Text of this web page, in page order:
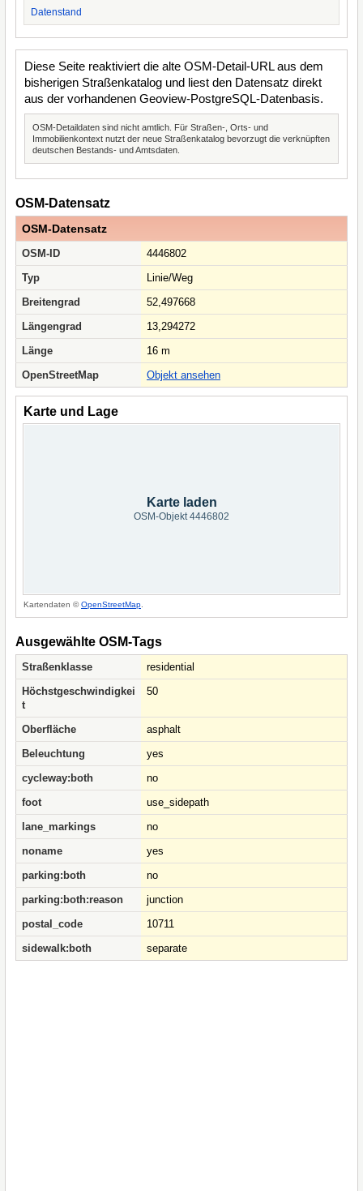
Datenstand
Diese Seite reaktiviert die alte OSM-Detail-URL aus dem
bisherigen Straßenkatalog und liest den Datensatz direkt
aus der vorhandenen Geoview-PostgreSQL-Datenbasis.
OSM-Detaildaten sind nicht amtlich. Für Straßen-, Orts- und
Immobilienkontext nutzt der neue Straßenkatalog bevorzugt die verknüpften
deutschen Bestands- und Amtsdaten.
OSM-Datensatz
OSM-Datensatz
OSM-ID
4446802
Typ
Linie/Weg
Breitengrad
52,497668
Längengrad
13,294272
Länge
16 m
OpenStreetMap
Objekt ansehen
Karte und Lage
Karte laden
OSM-Objekt 4446802
Kartendaten ©OpenStreetMap
Ausgewählte OSM-Tags
Straßenklasse
residential
Höchstgeschwindigkei
t
50
Oberfläche
asphalt
Beleuchtung
yes
cycleway:both
no
foot
use_sidepath
lane_markings
no
noname
yes
parking:both
no
parking:both:reason
junction
postal_code
10711
sidewalk:both
separate